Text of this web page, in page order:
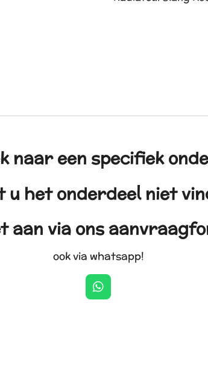
naar een specifiek
u het onderdeel niet
aan via ons
ook via whatsapp!
W
h